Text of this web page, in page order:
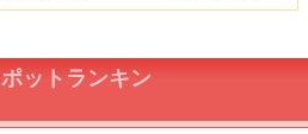
ットランキン